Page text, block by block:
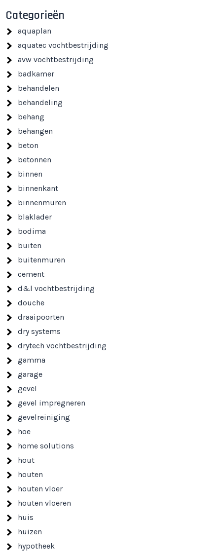
Categorieën
aquaplan
aquatec vochtbestrijding
avw vochtbestrijding
badkamer
behandelen
behandeling
behang
behangen
beton
betonnen
binnen
binnenkant
binnenmuren
blaklader
bodima
buiten
buitenmuren
cement
d&l vochtbestrijding
douche
draaipoorten
dry systems
drytech vochtbestrijding
gamma
garage
gevel
gevel impregneren
gevelreiniging
hoe
home solutions
hout
houten
houten vloer
houten vloeren
huis
huizen
hypotheek